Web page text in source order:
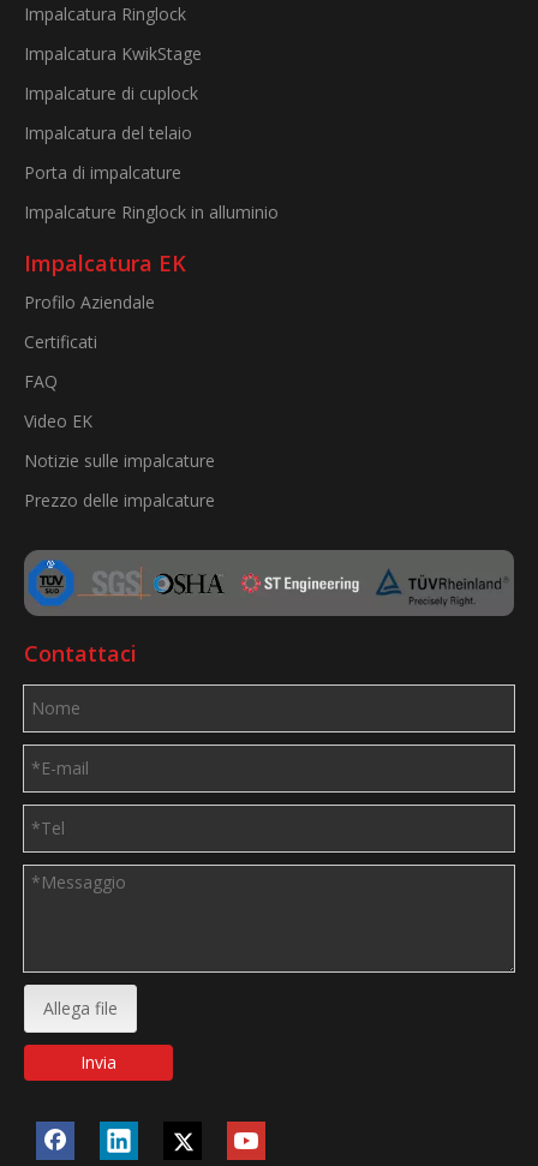
Impalcatura Ringlock
Impalcatura KwikStage
Impalcature di cuplock
Impalcatura del telaio
Porta di impalcature
Impalcature Ringlock in alluminio
Impalcatura EK
Profilo Aziendale
Certificati
FAQ
Video EK
Notizie sulle impalcature
Prezzo delle impalcature
Contattaci
Allega file
Invia